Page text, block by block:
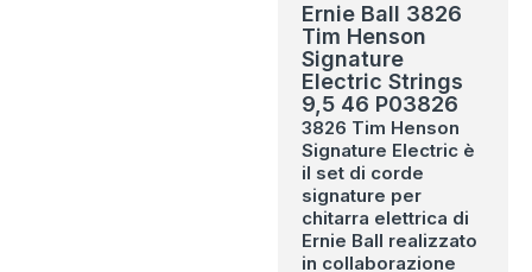
Ernie Ball 3826
Tim Henson
Signature
Electric Strings
9,5 46 P03826
3826 Tim Henson
Signature Electric è
il set di corde
signature per
chitarra elettrica di
Ernie Ball realizzato
in collaborazione